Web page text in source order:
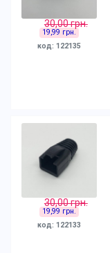
30,00 грн.
19,99 грн.
код: 122135
30,00 грн.
19,99 грн.
код: 122133